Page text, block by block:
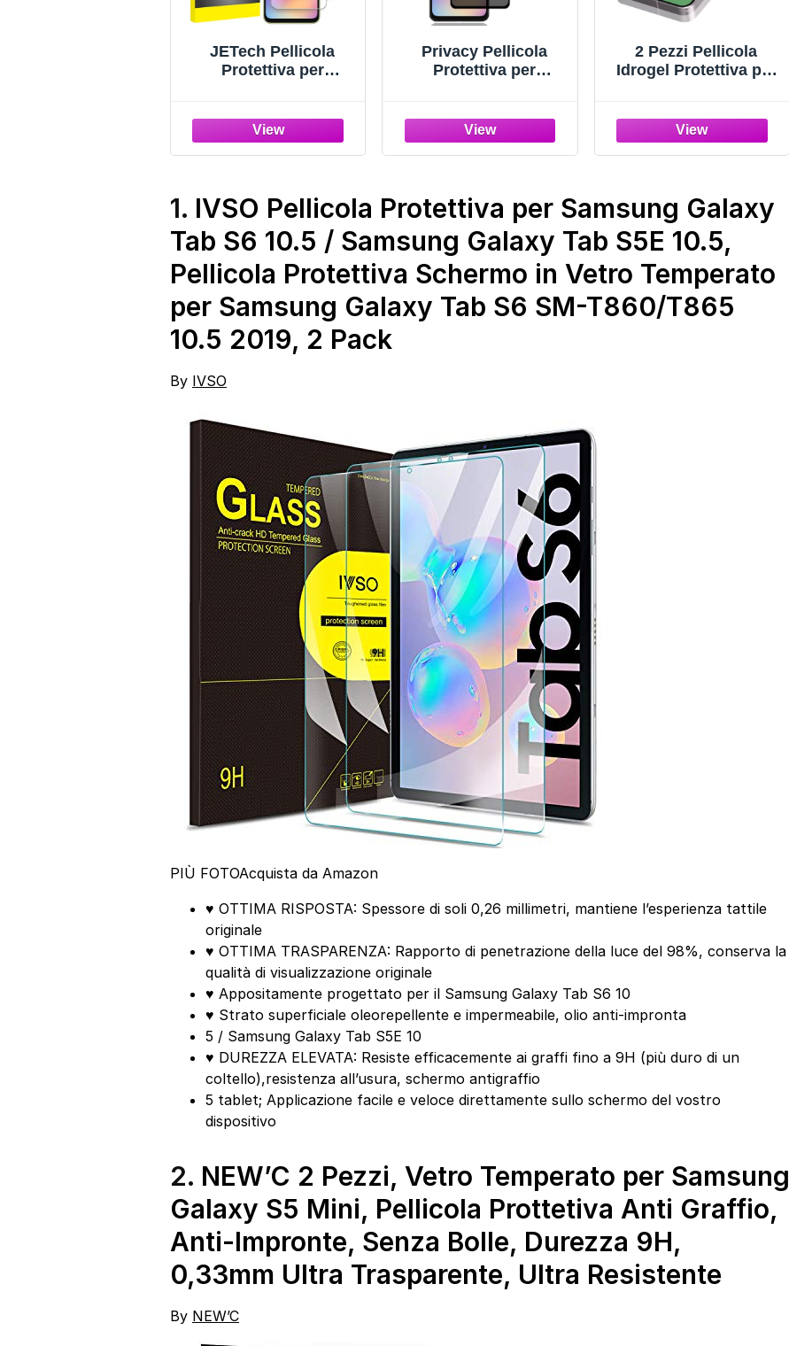
JETech Pellicola
Protettiva per
Vetro Temperato Film,
Antigraffio, HD
Privacy Pellicola
Protettiva per
Privacy Vetro
Temperato, Vetro
Antigraffio, Anti-Spia
Protezione Schermo
per Samsung Galaxy
A05S
2 Pezzi Pellicola
Idrogel Protettiva per
flessibile] Morbida
TPU Protezioni
1. IVSO Pellicola Protettiva per Samsung Galaxy
Tab S6 10.5 / Samsung Galaxy Tab S5E 10.5,
Pellicola Protettiva Schermo in Vetro Temperato
per Samsung Galaxy Tab S6 SM-T860/T865
10.5 2019, 2 Pack
By IVSO
PIÙ FOTOAcquista da Amazon
♥ OTTIMA RISPOSTA: Spessore di soli 0,26 millimetri, mantiene l’esperienza tattile
originale
♥ OTTIMA TRASPARENZA: Rapporto di penetrazione della luce del 98%, conserva la
qualità di visualizzazione originale
♥ Appositamente progettato per il Samsung Galaxy Tab S6 10
♥ Strato superficiale oleorepellente e impermeabile, olio anti-impronta
5 / Samsung Galaxy Tab S5E 10
♥ DUREZZA ELEVATA: Resiste efficacemente ai graffi fino a 9H (più duro di un
coltello),resistenza all’usura, schermo antigraffio
5 tablet; Applicazione facile e veloce direttamente sullo schermo del vostro
dispositivo
2. NEW’C 2 Pezzi, Vetro Temperato per Samsung
Galaxy S5 Mini, Pellicola Prottetiva Anti Graffio,
Anti-Impronte, Senza Bolle, Durezza 9H,
0,33mm Ultra Trasparente, Ultra Resistente
By NEW’C